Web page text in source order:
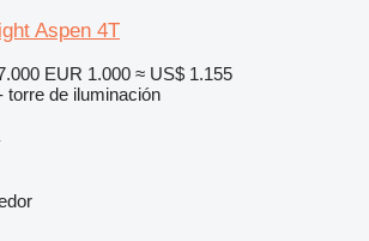
Aspen 4T
EUR 1.000 ≈ US$ 1.155
torre de iluminación